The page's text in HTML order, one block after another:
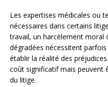
Les expertises médicales ou
nécessaires dans certains
travail, un harcèlement moral
dégradées nécessitent parfois
établir la réalité des
coût significatif mais peuvent
du litige.